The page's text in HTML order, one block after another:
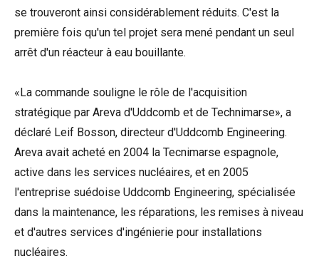
se trouveront ainsi considérablement réduits. C'est la
première fois qu'un tel projet sera mené pendant un seul
arrêt d'un réacteur à eau bouillante.
«La commande souligne le rôle de l'acquisition
stratégique par Areva d'Uddcomb et de Technimarse», a
déclaré Leif Bosson, directeur d'Uddcomb Engineering.
Areva avait acheté en 2004 la Tecnimarse espagnole,
active dans les services nucléaires, et en 2005
l'entreprise suédoise Uddcomb Engineering, spécialisée
dans la maintenance, les réparations, les remises à niveau
et d'autres services d'ingénierie pour installations
nucléaires.